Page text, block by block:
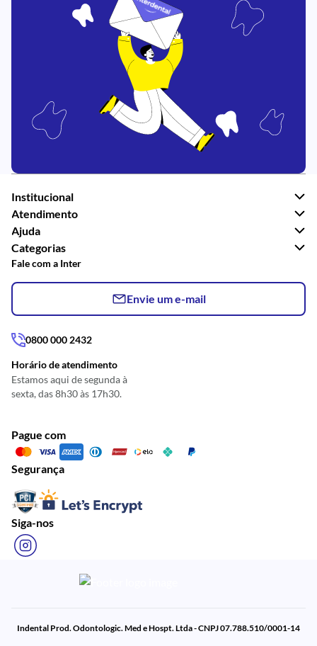
Institucional
Atendimento
Ajuda
Categorias
Fale com a Inter
Envie um e-mail
0800 000 2432
Horário de atendimento
Estamos aqui de segunda à
sexta, das 8h30 às 17h30.
Pague com
Segurança
Siga-nos
Indental Prod. Odontologic. Med e Hospt. Ltda - CNPJ 07.788.510/0001-14